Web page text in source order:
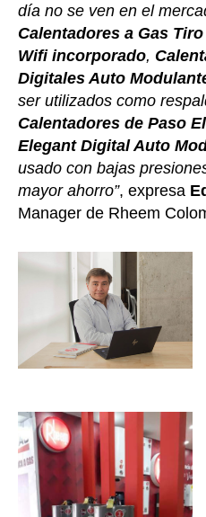
día no se ven en el
Calentadores a Gas
Wifi incorporado,
Digitales Auto
ser utilizados como
Calentadores de Paso
Elegant Digital Auto
usado con bajas
mayor ahorro”, expresa
Manager de Rheem